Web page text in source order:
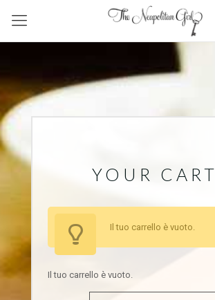
YOUR CART
Il tuo carrello è vuoto.
Il tuo carrello è vuoto.